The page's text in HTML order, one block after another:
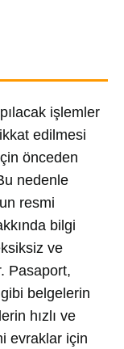
işlemler
edilmesi
önceden
nedenle
resmi
bilgi
ve
Pasaport,
belgelerin
hızlı ve
evraklar için